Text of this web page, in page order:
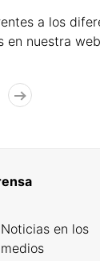
a los
en nuestra web
Noticias en los
medios